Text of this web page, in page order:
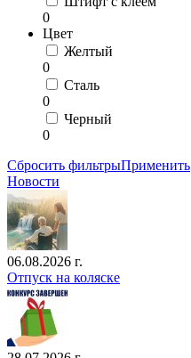
0
Цвет
Желтый
0
Сталь
0
Черный
0
Сбросить фильтрыПрименить
Новости
06.08.2026 г.
Отпуск на коляске